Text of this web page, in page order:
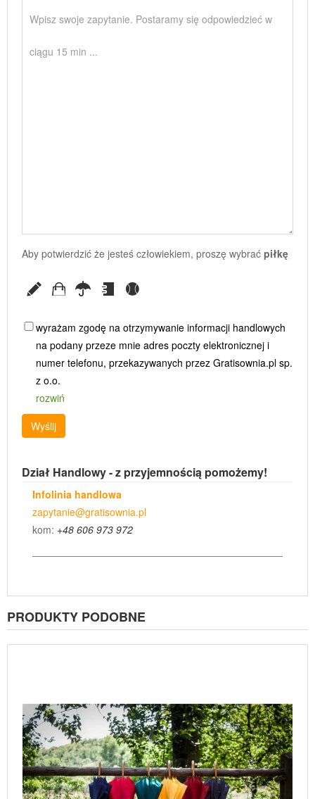
Aby potwierdzić że jesteś człowiekiem, proszę wybrać piłkę
wyrażam zgodę na otrzymywanie informacji handlowych
na podany przeze mnie adres poczty elektronicznej i
numer telefonu, przekazywanych przez Gratisownia.pl sp.
z o.o.
rozwiń
Wyślij
Dział Handlowy - z przyjemnością pomożemy!
Infolinia handlowa
zapytanie@gratisownia.pl
kom: +48 606 973 972
PRODUKTY PODOBNE